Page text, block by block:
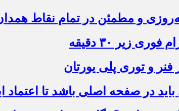
و مطمئن در تمام نقاط
زیر ۳۰ دقیقه
و توری پلی یورتان
در صفحه اصلی باشد تا اعتماد